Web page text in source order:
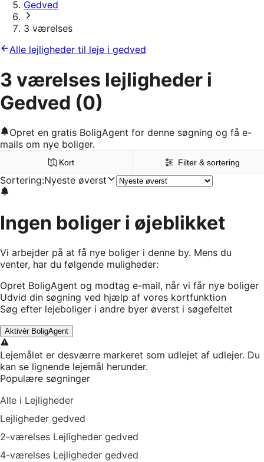
Gedved
3 værelses
Alle lejligheder til leje i gedved
3 værelses lejligheder i
Gedved (0)
Opret en gratis BoligAgent for denne søgning og få e-
mails om nye boliger.
Kort Filter & sortering
Sortering:Nyeste øverst
Ingen boliger i øjeblikket
Vi arbejder på at få nye boliger i denne by. Mens du
venter, har du følgende muligheder:
Opret BoligAgent og modtag e-mail, når vi får nye boliger
Udvid din søgning ved hjælp af vores kortfunktion
Søg efter lejeboliger i andre byer øverst i søgefeltet
Aktivér BoligAgent
Lejemålet er desværre markeret som udlejet af udlejer. Du
kan se lignende lejemål herunder.
Populære søgninger
Alle i Lejligheder
Lejligheder gedved
2-værelses Lejligheder gedved
4-værelses Lejligheder gedved